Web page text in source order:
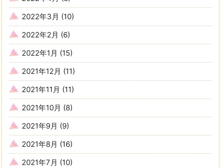
2022年3月 (10)
2022年2月 (6)
2022年1月 (15)
2021年12月 (11)
2021年11月 (11)
2021年10月 (8)
2021年9月 (9)
2021年8月 (16)
2021年7月 (10)